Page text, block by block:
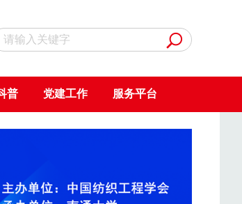
普 党建工作 服务平台